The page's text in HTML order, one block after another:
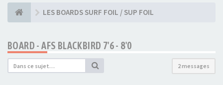
LES BOARDS SURF FOIL / SUP FOIL
BOARD - AFS BLACKBIRD 7'6 - 8'0
2 messages